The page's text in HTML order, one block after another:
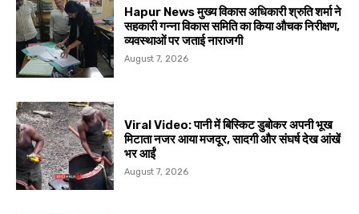
Hapur News मुख्य विकास अधिकारी श्रुति शर्मा ने
सहकारी गन्ना विकास समिति का किया औचक निरीक्षण,
व्यवस्थाओं पर जताई नाराजगी
August 7, 2026
Viral Video: पानी में बिस्किट डुबोकर अपनी भूख
मिटाता नजर आया मजदूर, सादगी और संघर्ष देख आंखें
भर आईं
August 7, 2026